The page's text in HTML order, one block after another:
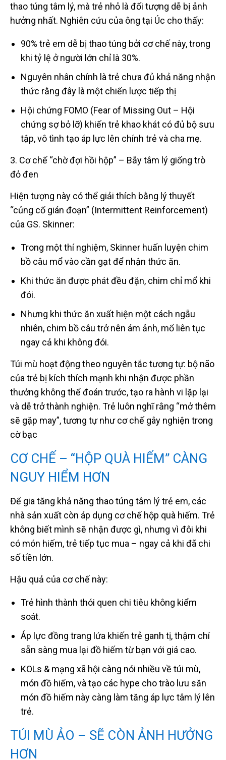
thao túng tâm lý, mà trẻ nhỏ là đối tượng dễ bị ảnh
hưởng nhất. Nghiên cứu của ông tại Úc cho thấy:
90% trẻ em dễ bị thao túng bởi cơ chế này, trong
khi tỷ lệ ở người lớn chỉ là 30%.
Nguyên nhân chính là trẻ chưa đủ khả năng nhận
thức rằng đây là một chiến lược tiếp thị
Hội chứng FOMO (Fear of Missing Out – Hội
chứng sợ bỏ lỡ) khiến trẻ khao khát có đủ bộ sưu
tập, vô tình tạo áp lực lên chính trẻ và cha mẹ.
3. Cơ chế “chờ đợi hồi hộp” – Bẫy tâm lý giống trò
đỏ đen
Hiện tượng này có thể giải thích bằng lý thuyết
“củng cố gián đoạn” (Intermittent Reinforcement)
của GS. Skinner:
Trong một thí nghiệm, Skinner huấn luyện chim
bồ câu mổ vào cần gạt để nhận thức ăn.
Khi thức ăn được phát đều đặn, chim chỉ mổ khi
đói.
Nhưng khi thức ăn xuất hiện một cách ngẫu
nhiên, chim bồ câu trở nên ám ảnh, mổ liên tục
ngay cả khi không đói.
Túi mù hoạt động theo nguyên tắc tương tự: bộ não
của trẻ bị kích thích mạnh khi nhận được phần
thưởng không thể đoán trước, tạo ra hành vi lặp lại
và dễ trở thành nghiện. Trẻ luôn nghĩ rằng “mở thêm
sẽ gặp may”, tương tự như cơ chế gây nghiện trong
cờ bạc
CƠ CHẾ – “HỘP QUÀ HIẾM” CÀNG
NGUY HIỂM HƠN
Để gia tăng khả năng thao túng tâm lý trẻ em, các
nhà sản xuất còn áp dụng cơ chế hộp quà hiếm. Trẻ
không biết mình sẽ nhận được gì, nhưng vì đôi khi
có món hiếm, trẻ tiếp tục mua – ngay cả khi đã chi
số tiền lớn.
Hậu quả của cơ chế này:
Trẻ hình thành thói quen chi tiêu không kiểm
soát.
Áp lực đồng trang lứa khiến trẻ ganh tị, thậm chí
sẵn sàng mua lại đồ hiếm từ bạn với giá cao.
KOLs & mạng xã hội càng nói nhiều về túi mù,
món đồ hiếm, và tạo các hype cho trào lưu săn
món đồ hiếm này càng làm tăng áp lực tâm lý lên
trẻ.
TÚI MÙ ẢO – SẼ CÒN ẢNH HƯỞNG
HƠN